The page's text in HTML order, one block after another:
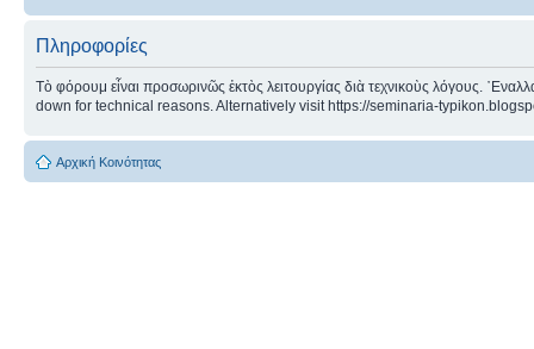
Πληροφορίες
Τὸ φόρουμ εἶναι προσωρινῶς ἐκτὸς λειτουργίας διὰ τεχνικοὺς λόγους.
down for technical reasons. Alternatively visit https://seminaria-
Αρχική Κοινότητας